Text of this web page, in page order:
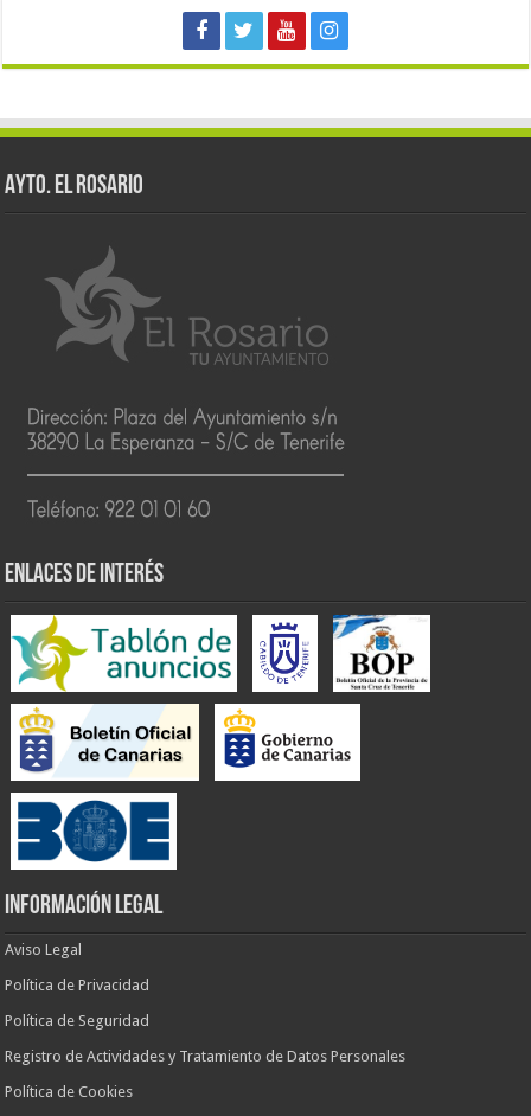
AYTO. EL ROSARIO
ENLACES DE INTERÉS
INFORMACIÓN LEGAL
Aviso Legal
Política de Privacidad
Política de Seguridad
Registro de Actividades y Tratamiento de Datos Personales
Política de Cookies